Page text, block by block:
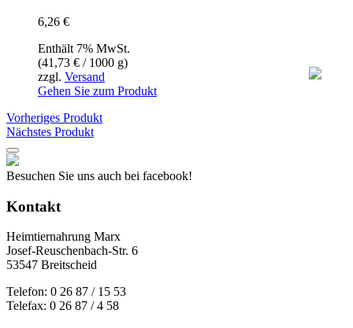
6,26 €
Enthält 7% MwSt.
(41,73 € / 1000 g)
zzgl. Versand
Gehen Sie zum Produkt
Vorheriges Produkt
Nächstes Produkt
Besuchen Sie uns auch bei facebook!
Kontakt
Heimtiernahrung Marx
Josef-Reuschenbach-Str. 6
53547 Breitscheid
Telefon: 0 26 87 / 15 53
Telefax: 0 26 87 / 4 58